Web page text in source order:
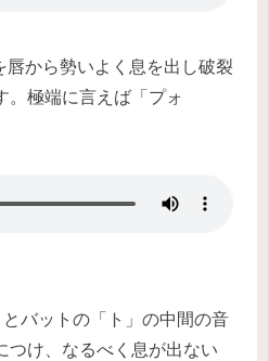
。極端に言えば「プォ
バットの「ト」の中間の音
つけ、なるべく息が出ない